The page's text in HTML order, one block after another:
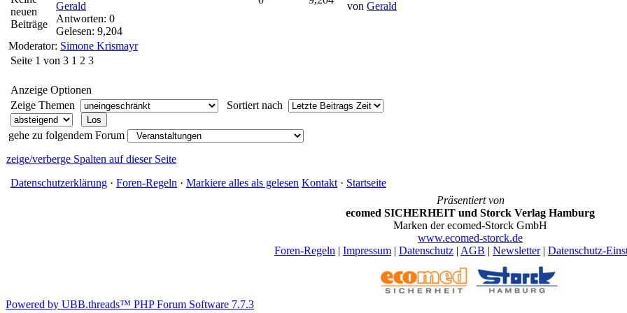
Gerald
Antworten: 0
Gelesen: 9,204
von Gerald
Moderator: Simone Krismayr
Seite 1 von 3 1 2 3
Anzeige Optionen
Zeige Themen
Sortiert nach
gehe zu folgendem Forum
zeige/verberge Spalten auf dieser Seite
Datenschutzerklärung · Foren-Regeln · Markiere alles als gelesen Kontakt · Startseite
Präsentiert von
ecomed SICHERHEIT und Storck Verlag Hamburg
Marken der ecomed-Storck GmbH
www.ecomed-storck.de
Foren-Regeln | Impressum | Datenschutz | AGB | Newsletter| Datenschutz-
Powered by UBB.threads™ PHP Forum Software 7.7.3